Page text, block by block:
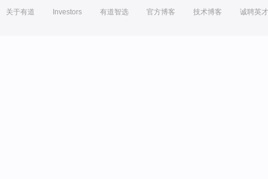
关于有道 Investors 有道智选 官方博客 技术博客 诚聘英才